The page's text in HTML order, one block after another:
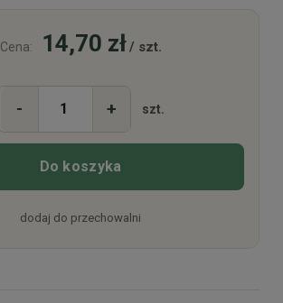
Cena: 14,70 zł/ szt.
- + szt.
Do koszyka
dodaj do przechowalni